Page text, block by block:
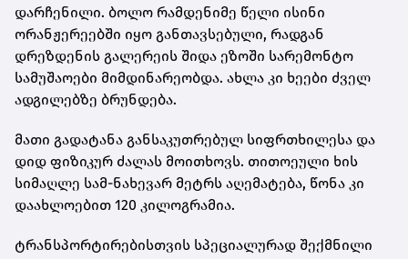
დარჩენილი. ბოლო რამდენიმე წელი ისინი
ორანჟერეებში იყო განთავსებული, რადგან
დრეზდენის გალერეის შიდა ეზოში სარემონტო
სამუშაოები მიმდინარეობდა. ახლა კი ხეები ძველ
ადგილებზე ბრუნდება.
მათი გადატანა განსაკუთრებულ სიფრთხილესა და
დიდ ფიზიკურ ძალას მოითხოვს. თითოეული ხის
სიმაღლე სამ-ნახევარ მეტრს აღემატება, წონა კი
დაახლოებით 120 კილოგრამია.
ტრანსპორტირებისთვის სპეციალურად შექმნილი